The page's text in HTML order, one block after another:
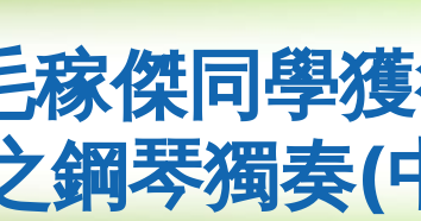
稼傑同學
鋼琴獨奏(